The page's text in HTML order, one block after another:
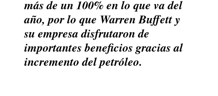
más de un 100% en lo que va del
año, por lo que Warren Buffett y
su empresa disfrutaron de
importantes beneficios gracias al
incremento del petróleo.